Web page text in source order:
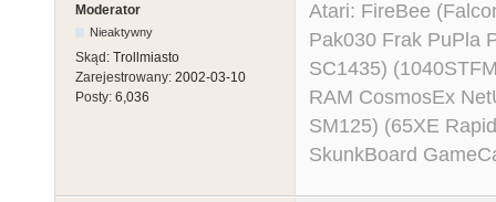
Moderator
Nieaktywny
Skąd: Trollmiasto
Zarejestrowany: 2002-03-10
Posty: 6,036
Atari: FireBee
Pak030 Frak PuPla
SC1435)
RAM CosmosEx
SM125) (65XE
SkunkBoard